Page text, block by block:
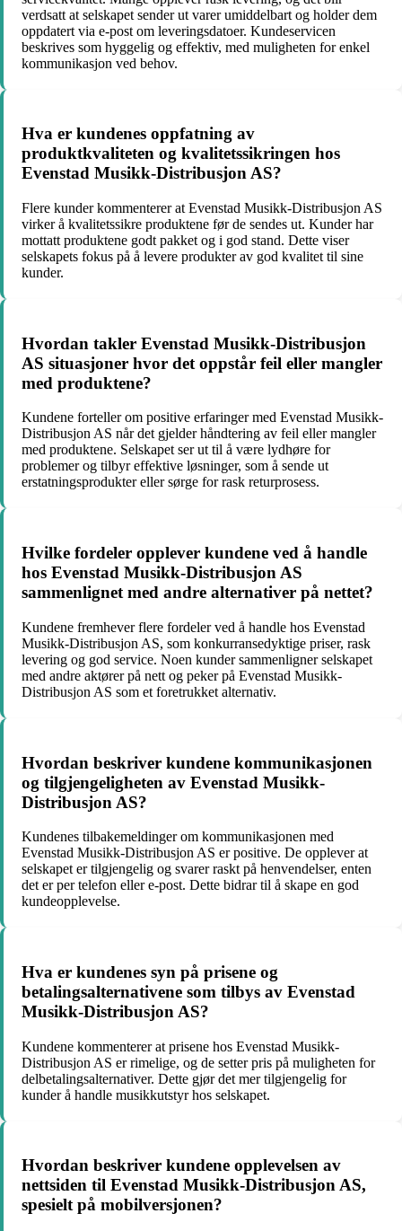
verdsatt at selskapet sender ut varer umiddelbart og holder dem
oppdatert via e-post om leveringsdatoer. Kundeservicen
beskrives som hyggelig og effektiv, med muligheten for enkel
kommunikasjon ved behov.
Hva er kundenes oppfatning av
produktkvaliteten og kvalitetssikringen hos
Evenstad Musikk-Distribusjon AS?
Flere kunder kommenterer at Evenstad Musikk-Distribusjon AS
virker å kvalitetssikre produktene før de sendes ut. Kunder har
mottatt produktene godt pakket og i god stand. Dette viser
selskapets fokus på å levere produkter av god kvalitet til sine
kunder.
Hvordan takler Evenstad Musikk-Distribusjon
AS situasjoner hvor det oppstår feil eller mangler
med produktene?
Kundene forteller om positive erfaringer med Evenstad Musikk-
Distribusjon AS når det gjelder håndtering av feil eller mangler
med produktene. Selskapet ser ut til å være lydhøre for
problemer og tilbyr effektive løsninger, som å sende ut
erstatningsprodukter eller sørge for rask returprosess.
Hvilke fordeler opplever kundene ved å handle
hos Evenstad Musikk-Distribusjon AS
sammenlignet med andre alternativer på nettet?
Kundene fremhever flere fordeler ved å handle hos Evenstad
Musikk-Distribusjon AS, som konkurransedyktige priser, rask
levering og god service. Noen kunder sammenligner selskapet
med andre aktører på nett og peker på Evenstad Musikk-
Distribusjon AS som et foretrukket alternativ.
Hvordan beskriver kundene kommunikasjonen
og tilgjengeligheten av Evenstad Musikk-
Distribusjon AS?
Kundenes tilbakemeldinger om kommunikasjonen med
Evenstad Musikk-Distribusjon AS er positive. De opplever at
selskapet er tilgjengelig og svarer raskt på henvendelser, enten
det er per telefon eller e-post. Dette bidrar til å skape en god
kundeopplevelse.
Hva er kundenes syn på prisene og
betalingsalternativene som tilbys av Evenstad
Musikk-Distribusjon AS?
Kundene kommenterer at prisene hos Evenstad Musikk-
Distribusjon AS er rimelige, og de setter pris på muligheten for
delbetalingsalternativer. Dette gjør det mer tilgjengelig for
kunder å handle musikkutstyr hos selskapet.
Hvordan beskriver kundene opplevelsen av
nettsiden til Evenstad Musikk-Distribusjon AS,
spesielt på mobilversjonen?